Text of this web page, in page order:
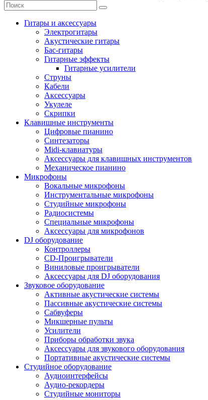
Гитары и аксессуары
Электрогитары
Акустические гитары
Бас-гитары
Гитарные эффекты
Гитарные усилители
Струны
Кабели
Аксессуары
Укулеле
Скрипки
Клавишные инструменты
Цифровые пианино
Синтезаторы
Midi-клавиатуры
Аксессуары для клавишных инструментов
Механическое пианино
Микрофоны
Вокальные микрофоны
Инструментальные микрофоны
Студийные микрофоны
Радиосистемы
Специальные микрофоны
Аксессуары для микрофонов
DJ оборудование
Контроллеры
CD-Проигрыватели
Виниловые проигрыватели
Аксессуары для DJ оборудования
Звуковое оборудование
Активные акустические системы
Пассивные акустические системы
Сабвуферы
Микшерные пульты
Усилители
Приборы обработки звука
Аксессуары для звукового оборудования
Портативные акустические системы
Студийное оборудование
Аудиоинтерфейсы
Аудио-рекордеры
Студийные мониторы